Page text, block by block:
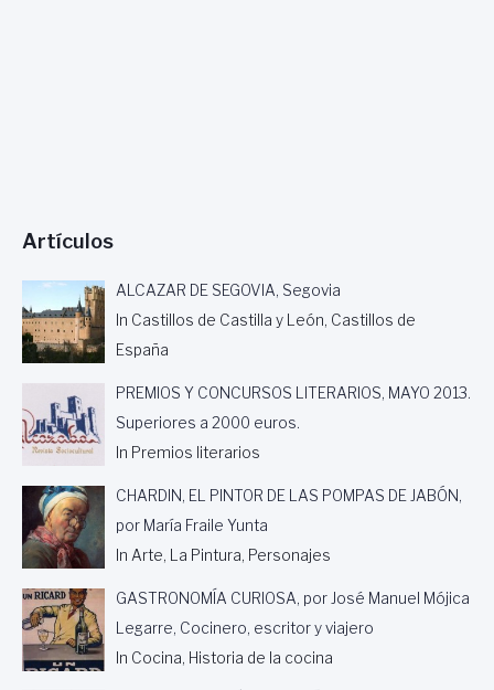
Artículos
ALCAZAR DE SEGOVIA, Segovia
In Castillos de Castilla y León, Castillos de
España
PREMIOS Y CONCURSOS LITERARIOS, MAYO 2013.
Superiores a 2000 euros.
In Premios literarios
CHARDIN, EL PINTOR DE LAS POMPAS DE JABÓN,
por María Fraile Yunta
In Arte, La Pintura, Personajes
GASTRONOMÍA CURIOSA, por José Manuel Mójica
Legarre, Cocinero, escritor y viajero
In Cocina, Historia de la cocina